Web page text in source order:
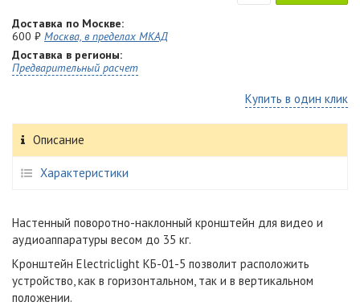
Доставка по Москве:
600 ₽ Москва, в пределах МКАД
Доставка в регионы:
Предварительный расчет
Купить в один клик
Описание
Характеристики
Настенный поворотно-наклонный кронштейн для видео и
аудиоаппаратуры весом до 35 кг.
Кронштейн Electriclight КБ-01-5 позволит расположить
устройство, как в горизонтальном, так и в вертикальном
положении.